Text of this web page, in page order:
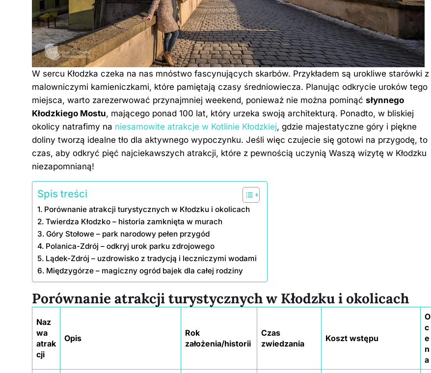
W sercu Kłodzka czeka na nas mnóstwo fascynujących skarbów. Przykładem są urokliwe starówki z
malowniczymi kamieniczkami, które pamiętają czasy średniowiecza. Planując odkrycie uroków tego
miejsca, warto zarezerwować przynajmniej weekend, ponieważ nie można pominąć słynnego
Kłodzkiego Mostu, mającego ponad 100 lat, który urzeka swoją architekturą. Ponadto, w bliskiej
okolicy natrafimy na niesamowite atrakcje w Kotlinie Kłodzkiej, gdzie majestatyczne góry i piękne
doliny tworzą idealne tło dla aktywnego wypoczynku. Jeśli więc czujecie się gotowi na przygodę, to
czas, aby odkryć pięć najciekawszych atrakcji, które z pewnością uczynią Waszą wizytę w Kłodzku
niezapomnianą!
Spis treści
Porównanie atrakcji turystycznych w Kłodzku i okolicach
Twierdza Kłodzko – historia zamknięta w murach
Góry Stołowe – park narodowy pełen przygód
Polanica-Zdrój – odkryj urok parku zdrojowego
Lądek-Zdrój – uzdrowisko z tradycją i leczniczymi wodami
Międzygórze – magiczny ogród bajek dla całej rodziny
Porównanie atrakcji turystycznych w Kłodzku i okolicach
Naz
wa
atrak
cji
Opis
Rok
założenia/historii
Czas
zwiedzania
Koszt wstępu
O
c
e
n
a